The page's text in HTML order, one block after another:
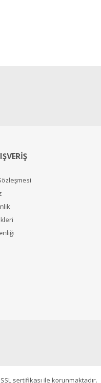
sertifikası ile korunmaktadır.